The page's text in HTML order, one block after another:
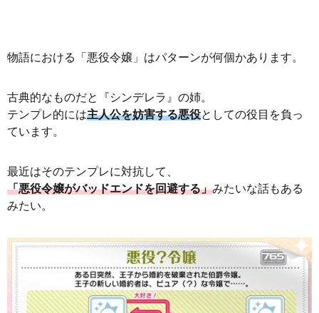
物語における「悪役令嬢」はパターンが何個かあります。
古典的なものだと『シンデレラ』の姉。
テンプレ的には主人公を妨害する悪役としての役目を負っ
ています。
最近はそのテンプレに対抗して、
「悪役令嬢がバッドエンドを回避する」みたいな話もある
みたい。